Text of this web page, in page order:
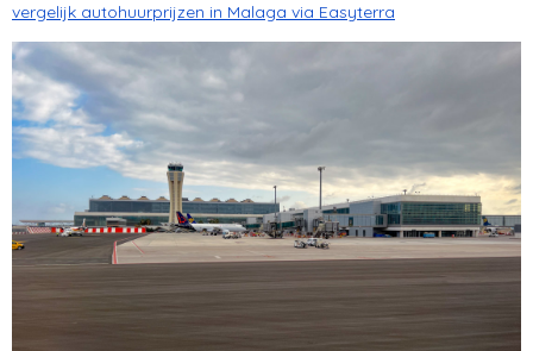
vergelijk autohuurprijzen in Malaga via Easyterra